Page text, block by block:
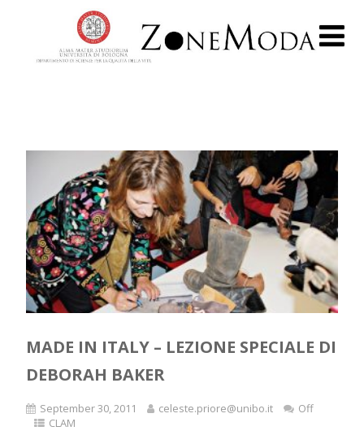
MADE IN ITALY – LEZIONE SPECIALE DI
DEBORAH BAKER
September 30, 2011 celeste.priore@unibo.it
Off
CLAM